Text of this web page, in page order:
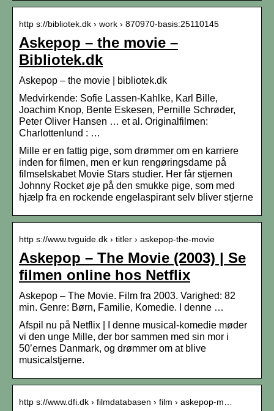
http s://bibliotek.dk › work › 870970-basis:25110145
Askepop – the movie –
Bibliotek.dk
Askepop – the movie | bibliotek.dk
Medvirkende: Sofie Lassen-Kahlke, Karl Bille,
Joachim Knop, Bente Eskesen, Pernille Schrøder,
Peter Oliver Hansen … et al. Originalfilmen:
Charlottenlund : …
Mille er en fattig pige, som drømmer om en karriere
inden for filmen, men er kun rengøringsdame på
filmselskabet Movie Stars studier. Her får stjernen
Johnny Rocket øje på den smukke pige, som med
hjælp fra en rockende engelaspirant selv bliver stjerne
http s://www.tvguide.dk › titler › askepop-the-movie
Askepop – The Movie (2003) | Se
filmen online hos Netflix
Askepop – The Movie. Film fra 2003. Varighed: 82
min. Genre: Børn, Familie, Komedie. I denne …
Afspil nu på Netflix | I denne musical-komedie møder
vi den unge Mille, der bor sammen med sin mor i
50’ernes Danmark, og drømmer om at blive
musicalstjerne.
http s://www.dfi.dk › filmdatabasen › film › askepop-m…